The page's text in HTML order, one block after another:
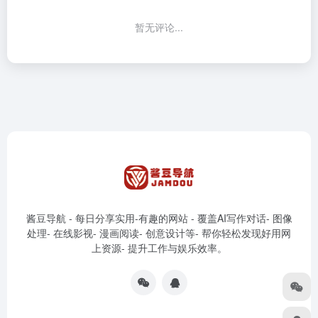
暂无评论...
酱豆导航 - 每日分享实用-有趣的网站 - 覆盖AI写作对话- 图像
处理- 在线影视- 漫画阅读- 创意设计等- 帮你轻松发现好用网
上资源- 提升工作与娱乐效率。